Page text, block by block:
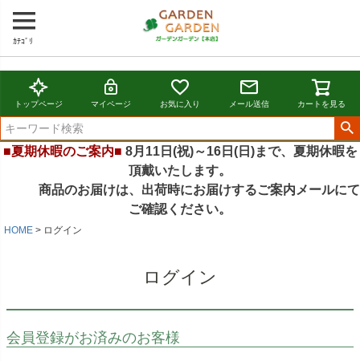
ｶﾃｺﾞﾘ
トップページ マイページ お気に入り メール送信 カートを見る
■夏期休暇のご案内■ 8月11日(祝)～16日(日)まで、夏期休暇を
頂戴いたします。
商品のお届けは、出荷時にお届けするご案内メールにて
ご確認ください。
HOME ログイン
ログイン
会員登録がお済みのお客様